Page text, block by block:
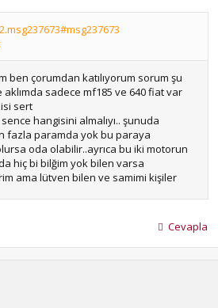
ben çorumdan katılıyorum sorum şu
aklımda sadece mf185 ve 640 fiat var
sert
sence hangisini almalıyı.. şunuda
fazla paramda yok bu paraya
oda olabilir..ayrıca bu iki motorun
hiç bi bilğim yok bilen varsa
ama lütven bilen ve samimi kişiler
iidir
war,
Cevapla